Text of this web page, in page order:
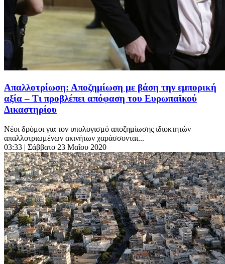
Απαλλοτρίωση: Αποζημίωση με βάση την εμπορική
αξία – Τι προβλέπει απόφαση του Ευρωπαϊκού
Δικαστηρίου
Νέοι δρόμοι για τον υπολογισμό αποζημίωσης ιδιοκτητών
απαλλοτριωμένων ακινήτων χαράσσονται...
03:33 | Σάββατο 23 Μαΐου 2020